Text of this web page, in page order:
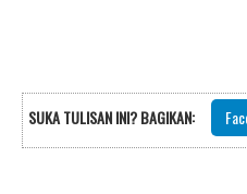
SUKA TULISAN INI? BAGIKAN: